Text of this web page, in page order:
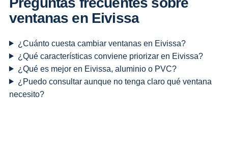
ventanas en Eivissa
¿Cuánto cuesta cambiar ventanas en Eivissa?
¿Qué características conviene priorizar en Eivissa?
¿Qué es mejor en Eivissa, aluminio o PVC?
¿Puedo consultar aunque no tenga claro qué ventana
necesito?